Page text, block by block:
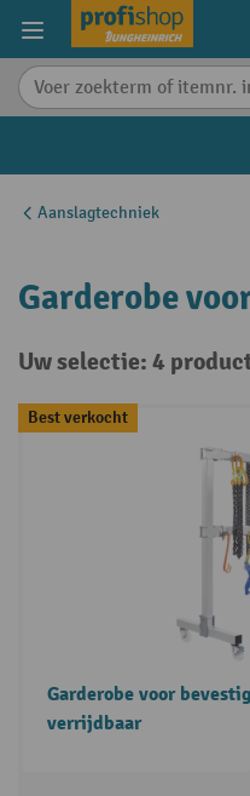
content
Aanslagtechniek
Garderobe
Uw selectie: 4
Best verkocht
Garderobe voor
verrijdbaar